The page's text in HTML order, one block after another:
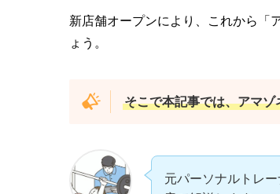
新店舗オープンにより、これから「
ょう。
そこで本記事では、アマ
元パーソナルトレ